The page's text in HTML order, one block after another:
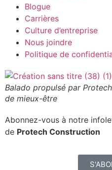
Blogue
Carrières
Culture d’entreprise
Nous joindre
Politique de
Balado propulsé par
de mieux-être
Abonnez-vous à notre
de Protech Construction